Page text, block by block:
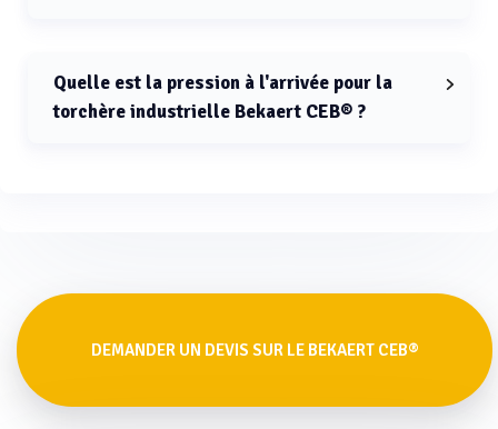
1200°C.
Quelle est la pression à l'arrivée pour la
torchère industrielle Bekaert CEB® ?
DEMANDER UN DEVIS SUR LE BEKAERT CEB®